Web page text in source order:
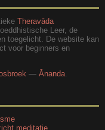
Theravāda
Leer, de
toegelicht. De website kan
voor beginners en
— Ānanda
meditatie.